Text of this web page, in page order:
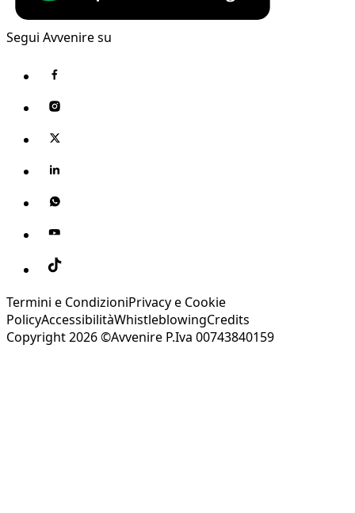
Segui Avvenire su
Termini e CondizioniPrivacy e Cookie
PolicyAccessibilitàWhistleblowingCredits
Copyright 2026 ©Avvenire P.Iva 00743840159